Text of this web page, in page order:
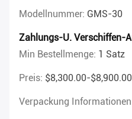
Modellnummer: GMS-30
Zahlungs-U. Verschiffen-
Min Bestellmenge: 1 Satz
Preis: $8,300.00-$8,900.00
Verpackung